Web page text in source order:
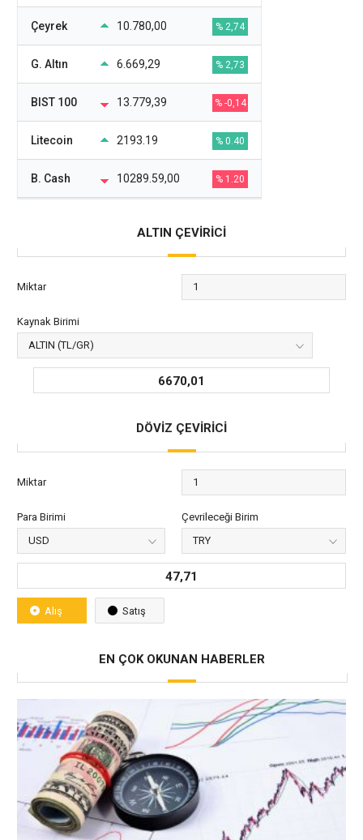
Çeyrek 10.780,00 % 2,74
G. Altın 6.669,29 % 2,73
BIST 100 13.779,39 % -0,14
Litecoin 2193.19 % 0.40
B. Cash 10289.59,00 % 1.20
ALTIN ÇEVİRİCİ
Miktar
Kaynak Birimi
6670,01
DÖVİZ ÇEVİRİCİ
Miktar
Para Birimi Çevrileceği Birim
47,71
Alış Satış
EN ÇOK OKUNAN HABERLER